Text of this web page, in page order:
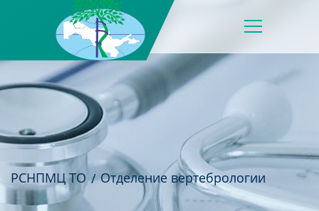
РСНПМЦ ТО Отделение вертебрологии